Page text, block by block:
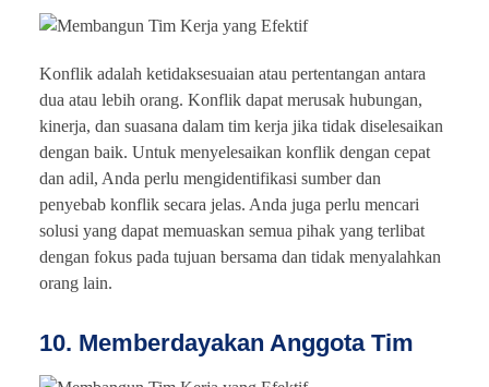
Konflik adalah ketidaksesuaian atau pertentangan antara
dua atau lebih orang. Konflik dapat merusak hubungan,
kinerja, dan suasana dalam tim kerja jika tidak diselesaikan
dengan baik. Untuk menyelesaikan konflik dengan cepat
dan adil, Anda perlu mengidentifikasi sumber dan
penyebab konflik secara jelas. Anda juga perlu mencari
solusi yang dapat memuaskan semua pihak yang terlibat
dengan fokus pada tujuan bersama dan tidak menyalahkan
orang lain.
10. Memberdayakan Anggota Tim